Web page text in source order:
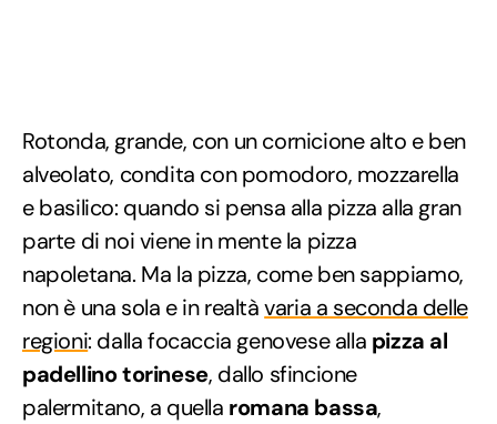
Rotonda, grande, con un cornicione alto e ben
alveolato, condita con pomodoro, mozzarella
e basilico: quando si pensa alla pizza alla gran
parte di noi viene in mente la pizza
napoletana. Ma la pizza, come ben sappiamo,
non è una sola e in realtàvaria a seconda delle
regioni: dalla focaccia genovese alla pizza al
padellino torinese, dallo sfincione
palermitano, a quella romana bassa,